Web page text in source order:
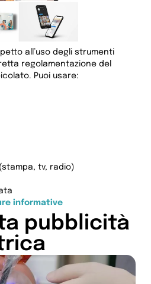
all’uso degli strumenti
regolamentazione del
Puoi usare:
tv, radio)
informative
pubblicità